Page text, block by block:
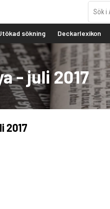
sökning Deckarlexikon
- juli 2017
2017